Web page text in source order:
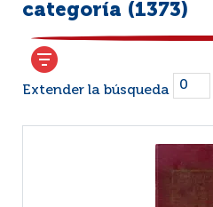
categoría (1373)
Extender la búsqueda